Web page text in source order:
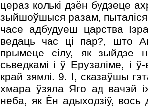
цераз колькі дзён будзеце
зыйшоўшыся разам,
часе адбудуеш царства
ведаць час ці пар?, што
прымеце сілу, як зыйдзе
сьведкамі і ў Ерузаліме,
край зямлі. 9. I, сказаўшы
хмара ўзяла Яго ад вачэй
неба, як Ён адыходзіў, вось